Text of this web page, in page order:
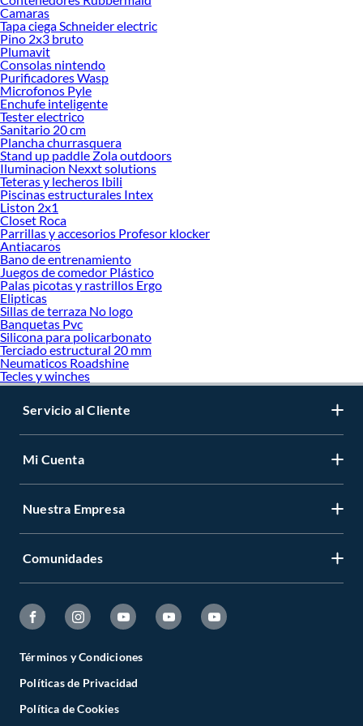
Encuentra una amplia variedad de productos de Fragües en Sodimac. Encuentra
todo lo necesario para tus proyectos de renovación y decoración. ¡Visítanos y
haz tus ideas realidad!
Camaras
Tapa ciega Schneider electric
Pino 2x3 bruto
Plumavit
Consolas nintendo
Purificadores Wasp
Microfonos Pyle
Enchufe inteligente
Tester electrico
Sanitario 20 cm
Plancha churrasquera
Stand up paddle Zola outdoors
Iluminacion Nexxt solutions
Teteras y lecheros Ibili
Piscinas estructurales Intex
Liston 2x1
Closet Roca
Parrillas y accesorios Profesor klocker
Antiacaros
Bano de entrenamiento
Juegos de comedor Plástico
Palas picotas y rastrillos Ergo
Elipticas
Sillas de terraza No logo
Banquetas Pvc
Silicona para policarbonato
Terciado estructural 20 mm
Neumaticos Roadshine
Tecles y winches
Servicio al Cliente
Mi Cuenta
Nuestra Empresa
Comunidades
Términos y Condiciones
Políticas de Privacidad
Política de Cookies